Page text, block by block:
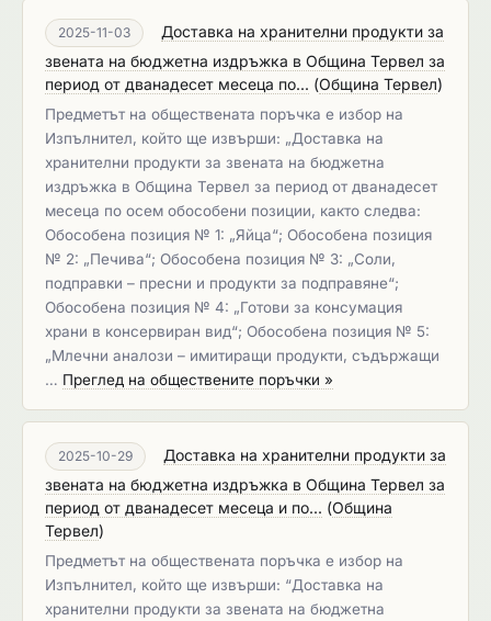
2025-11-03
Доставка на хранителни продукти за
звената на бюджетна издръжка в Община Тервел за
период от дванадесет месеца по... (Община Тервел)
Предметът на обществената поръчка е избор на
Изпълнител, който ще извърши: „Доставка на
хранителни продукти за звената на бюджетна
издръжка в Община Тервел за период от дванадесет
месеца по осем обособени позиции, както следва:
Обособена позиция № 1: „Яйца“; Обособена позиция
№ 2: „Печива“; Обособена позиция № 3: „Соли,
подправки – пресни и продукти за подправяне“;
Обособена позиция № 4: „Готови за консумация
храни в консервиран вид“; Обособена позиция № 5:
„Млечни аналози – имитиращи продукти, съдържащи
… Преглед на обществените поръчки »
2025-10-29
Доставка на хранителни продукти за
звената на бюджетна издръжка в Община Тервел за
период от дванадесет месеца и по... (Община
Тервел)
Предметът на обществената поръчка е избор на
Изпълнител, който ще извърши: “Доставка на
хранителни продукти за звената на бюджетна